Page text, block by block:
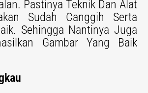
Pastinya Teknik Dan Alat
Sudah Canggih Serta
Sehingga Nantinya Juga
Gambar Yang Baik